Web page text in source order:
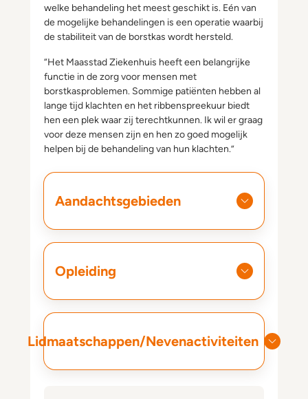
welke behandeling het meest geschikt is. Eén van
de mogelijke behandelingen is een operatie waarbij
de stabiliteit van de borstkas wordt hersteld.
“Het Maasstad Ziekenhuis heeft een belangrijke
functie in de zorg voor mensen met
borstkasproblemen. Sommige patiënten hebben al
lange tijd klachten en het ribbenspreekuur biedt
hen een plek waar zij terechtkunnen. Ik wil er graag
voor deze mensen zijn en hen zo goed mogelijk
helpen bij de behandeling van hun klachten.”
Aandachtsgebieden
Opleiding
Lidmaatschappen/Nevenactiviteiten